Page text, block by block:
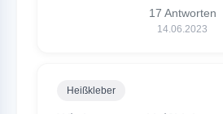
17 Antworten
14.06.2023
Heißkleber